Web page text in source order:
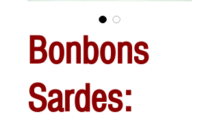
Bonbons
Sardes: